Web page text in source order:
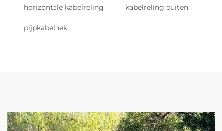
horizontale kabelreling kabelreling buiten
pijpkabelhek